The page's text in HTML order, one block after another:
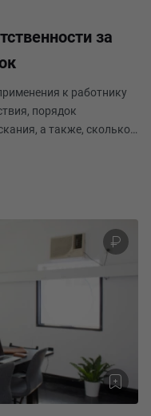
за
к работнику
порядок
а также, сколько
с ТК РФ